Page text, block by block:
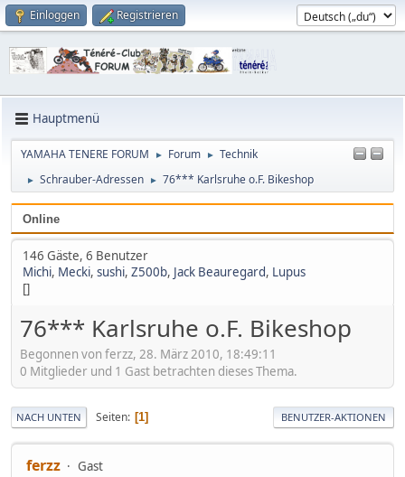
Einloggen Registrieren
Hauptmenü
YAMAHA TENERE FORUM ► Forum ► Technik
► Schrauber-Adressen ► 76*** Karlsruhe o.F. Bikeshop
Online
146 Gäste, 6 Benutzer
Michi, Mecki, sushi, Z500b, Jack Beauregard, Lupus
[]
76*** Karlsruhe o.F. Bikeshop
Begonnen von ferzz, 28. März 2010, 18:49:11
0 Mitglieder und 1 Gast betrachten dieses Thema.
NACH UNTEN Seiten 1 BENUTZER-AKTIONEN
ferzz Gast